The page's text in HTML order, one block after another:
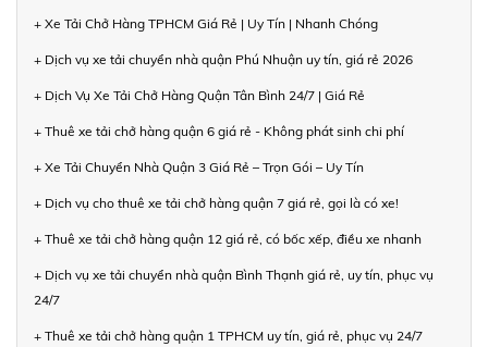
+ Xe Tải Chở Hàng TPHCM Giá Rẻ | Uy Tín | Nhanh Chóng
+ Dịch vụ xe tải chuyển nhà quận Phú Nhuận uy tín, giá rẻ 2026
+ Dịch Vụ Xe Tải Chở Hàng Quận Tân Bình 24/7 | Giá Rẻ
+ Thuê xe tải chở hàng quận 6 giá rẻ - Không phát sinh chi phí
+ Xe Tải Chuyển Nhà Quận 3 Giá Rẻ – Trọn Gói – Uy Tín
+ Dịch vụ cho thuê xe tải chở hàng quận 7 giá rẻ, gọi là có xe!
+ Thuê xe tải chở hàng quận 12 giá rẻ, có bốc xếp, điều xe nhanh
+ Dịch vụ xe tải chuyển nhà quận Bình Thạnh giá rẻ, uy tín, phục vụ
24/7
+ Thuê xe tải chở hàng quận 1 TPHCM uy tín, giá rẻ, phục vụ 24/7